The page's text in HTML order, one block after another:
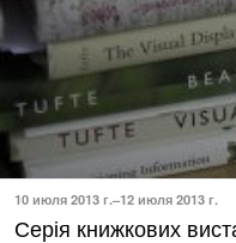
10 июля 2013 г.–12 июля 2013 г.
Серія книжкових